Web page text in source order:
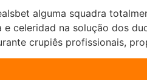
alguma squadra
celeridad na solução dos
crupiês profissionais,